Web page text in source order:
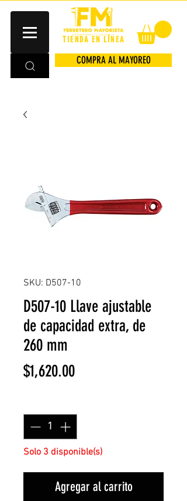
TIENDA EN LÍNEA
COMPRA AL MAYOREO
SKU: D507-10
D507-10 Llave ajustable
de capacidad extra, de
260 mm
$1,620.00Precio
Solo 3 disponible(s)
Agregar al carrito